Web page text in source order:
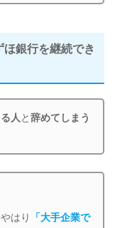
ほ銀行を継続でき
人 と辞めてしまう
はり
「大手企業で